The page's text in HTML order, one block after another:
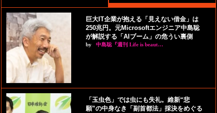
巨大IT企業が抱える「見えない借金」は
250兆円。元Microsoftエンジニア中島聡
が解説する「AIブーム」の危うい裏側
by 中島聡『週刊 Life is beaut…
「玉虫色」では虫にも失礼。維新“悲
願”の中身なき「副首都法」採決をめぐる